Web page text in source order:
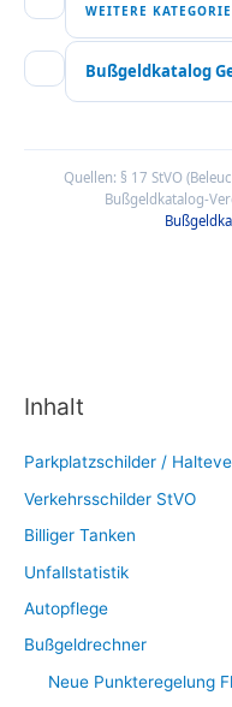
WEITERE KATEGORIE
Bußgeldkatalog
Quellen: § 17 StVO
Bußgeldkatalog-
Inhalt
Parkplatzschilder /
Verkehrsschilder StVO
Billiger Tanken
Unfallstatistik
Autopflege
Bußgeldrechner
Neue Punkteregelung